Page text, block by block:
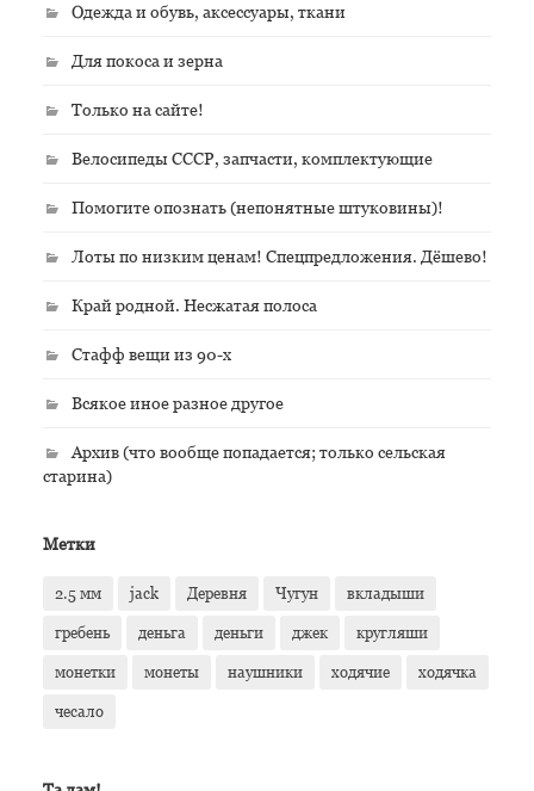
Одежда и обувь, аксессуары, ткани
Для покоса и зерна
Только на сайте!
Велосипеды СССР, запчасти, комплектующие
Помогите опознать (непонятные штуковины)!
Лоты по низким ценам! Спецпредложения. Дёшево!
Край родной. Несжатая полоса
Стафф вещи из 90-х
Всякое иное разное другое
Архив (что вообще попадается; только сельская
старина)
Метки
2.5 мм jack Деревня Чугун вкладыши
гребень деньга деньги джек кругляши
монетки монеты наушники ходячие ходячка
чесало